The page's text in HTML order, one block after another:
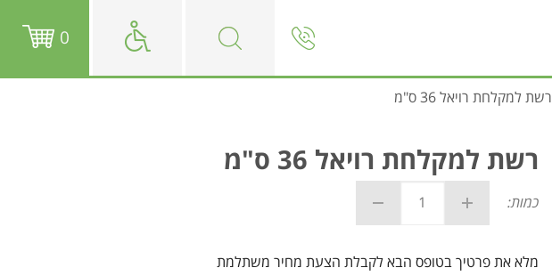
0
רשת למקלחת רויאל 36 ס"מ
רשת למקלחת רויאל 36 ס"מ
כמות:
מלא את פרטיך בטופס הבא לקבלת הצעת מחיר משתלמת